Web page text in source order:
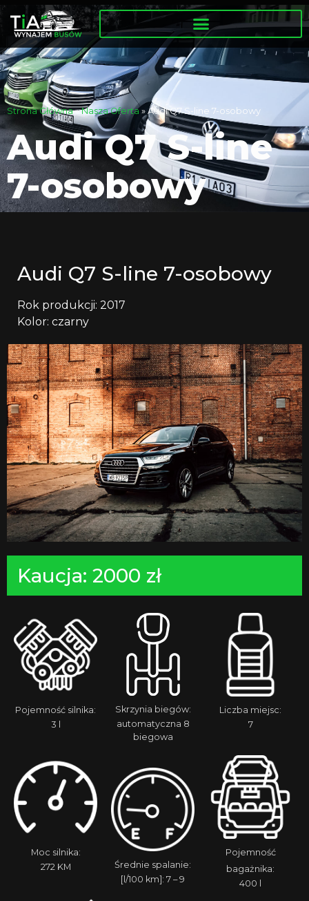
Strona Główna»Nasza Oferta » Audi Q7 S-line 7-osobowy
Audi Q7 S-line
7-osobowy
Audi Q7 S-line 7-osobowy
Rok produkcji: 2017
Kolor: czarny
Kaucja: 2000 zł
Pojemność silnika:
3 l
Moc silnika:
272 KM
Skrzynia biegów:
automatyczna 8
biegowa
Średnie spalanie:
[l/100 km]: 7 – 9
Liczba miejsc:
7
Pojemność
bagażnika:
400 l